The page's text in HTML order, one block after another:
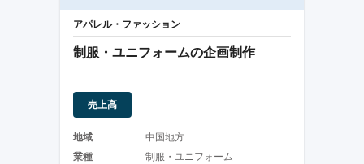
アパレル・ファッション
制服・ユニフォームの企画制作
売上高
地域
中国地方
業種
制服・ユニフォーム